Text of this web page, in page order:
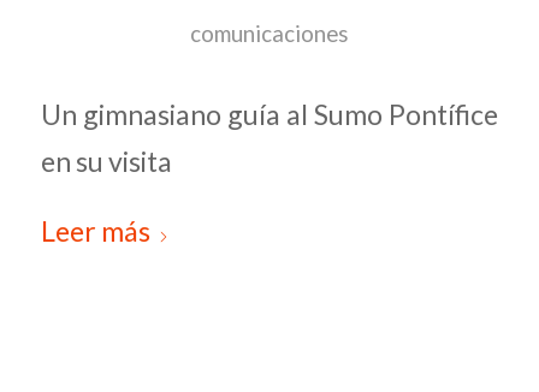
comunicaciones
Un gimnasiano guía al Sumo Pontífice
en su visita
Leer más